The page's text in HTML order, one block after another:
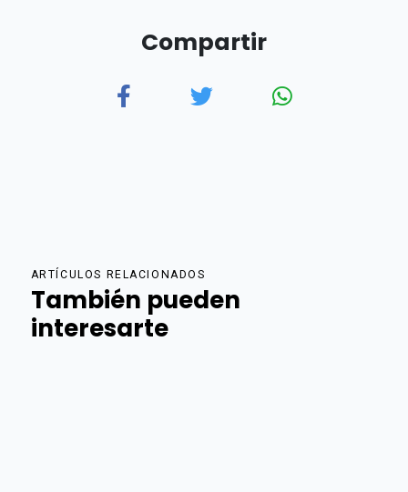
Compartir
ARTÍCULOS RELACIONADOS
También pueden
interesarte